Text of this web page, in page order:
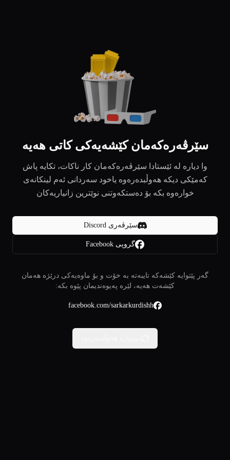
سێرڤەرەکەمان کێشەیەکی کاتی هەیە
وا دیارە لە ئێستادا سێرڤەرەکەمان کار ناکات، تکایە پاش
کەمێکی دیکە هەوڵبدەرەوە یاخود سەردانی ئەم لینکانەی
خوارەوە بکە بۆ دەستکەوتنی نوێترین زانیاریەکان
سێرڤەری Discord
گروپی Facebook
گەر پێتوایە کێشەکە تایبەتە بە خۆت و بۆ ماوەیەکی درێژە هەمان
کێشەت هەیە، لێرە پەیوەندیمان پێوە بکە:
facebook.com/sarkarkurdishh